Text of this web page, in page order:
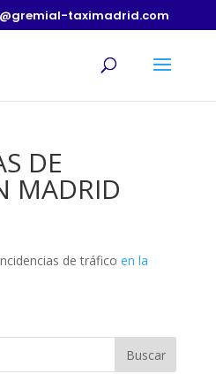
taximadrid.com
DE
MADRID
de tráfico en la